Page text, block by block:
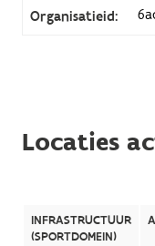
Organisatieid:
Locaties
INFRASTRUCTUUR
(SPORTDOMEIN)